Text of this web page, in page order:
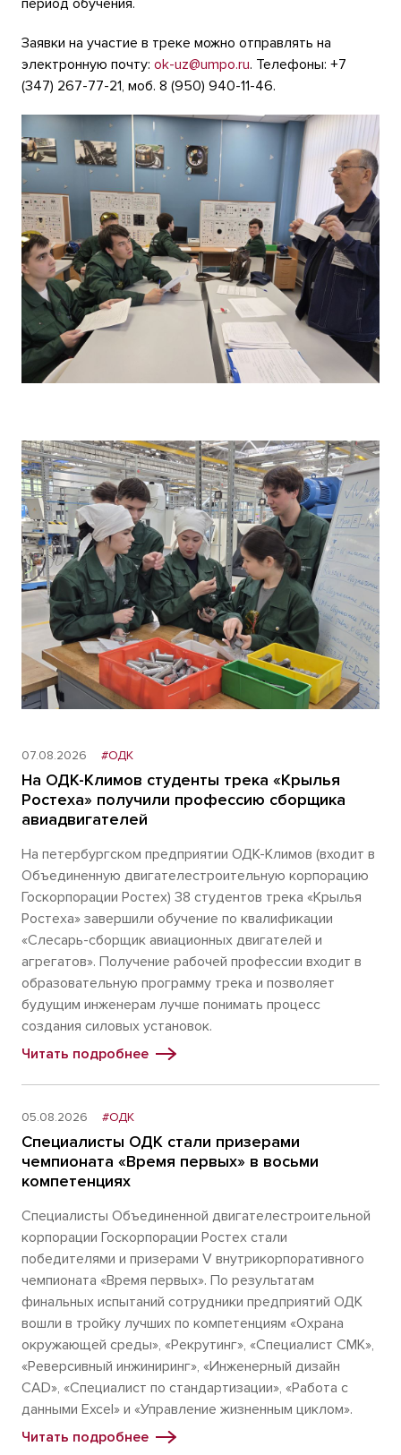
Заявки на участие в треке можно отправлять на
электронную почту: ok-uz@umpo.ru. Телефоны: +7
(347) 267-77-21, моб. 8 (950) 940-11-46.
07.08.2026 #ОДК
На ОДК-Климов студенты трека «Крылья
Ростеха» получили профессию сборщика
авиадвигателей
На петербургском предприятии ОДК-Климов (входит в
Объединенную двигателестроительную корпорацию
Госкорпорации Ростех) 38 студентов трека «Крылья
Ростеха» завершили обучение по квалификации
«Слесарь-сборщик авиационных двигателей и
агрегатов». Получение рабочей профессии входит в
образовательную программу трека и позволяет
будущим инженерам лучше понимать процесс
создания силовых установок.
Читать подробнее
05.08.2026 #ОДК
Специалисты ОДК стали призерами
чемпионата «Время первых» в восьми
компетенциях
Специалисты Объединенной двигателестроительной
корпорации Госкорпорации Ростех стали
победителями и призерами V внутрикорпоративного
чемпионата «Время первых». По результатам
финальных испытаний сотрудники предприятий ОДК
вошли в тройку лучших по компетенциям «Охрана
окружающей среды», «Рекрутинг», «Специалист СМК»,
«Реверсивный инжиниринг», «Инженерный дизайн
CAD», «Специалист по стандартизации», «Работа с
данными Excel» и «Управление жизненным циклом».
Читать подробнее